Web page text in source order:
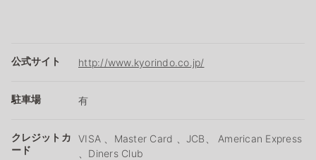
公式サイト http://www.kyorindo.co.jp/
駐車場 有
クレジットカ
ード
VISA 、Master Card 、JCB、 American Express
、Diners Club